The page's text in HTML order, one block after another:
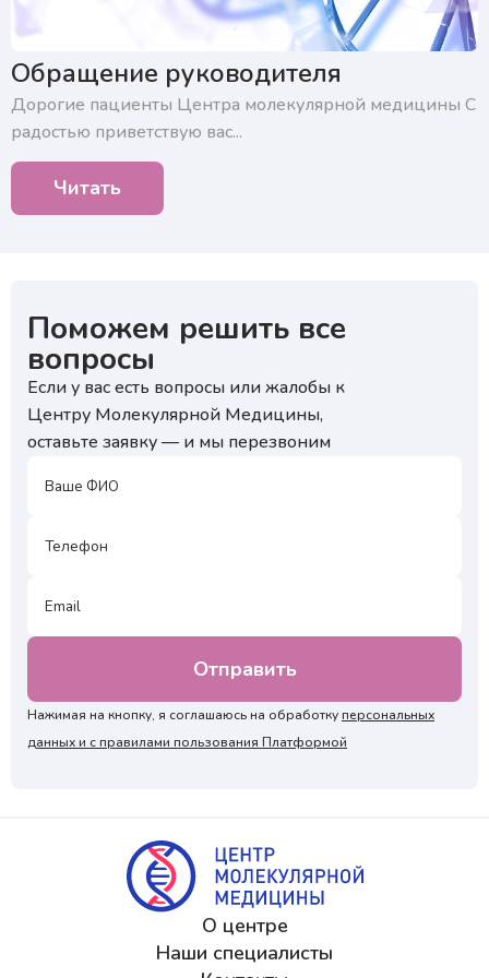
Обращение руководителя
Дорогие пациенты Центра молекулярной медицины ​С
радостью приветствую вас...
Читать
Поможем решить все
вопросы
Если у вас есть вопросы или жалобы к
Центру Молекулярной Медицины,
оставьте заявку — и мы перезвоним
Нажимая на кнопку, я соглашаюсь на обработкуперсональных
данных и с правилами пользования Платформой
О центре
Наши специалисты
Нажимая на кнопку, я подтверждаю, что согласен
с условиями обработки персональных данных и
подтверждаю согласие на получение ответа, а также
ознакомлен с правилами подготовки к исследованиям